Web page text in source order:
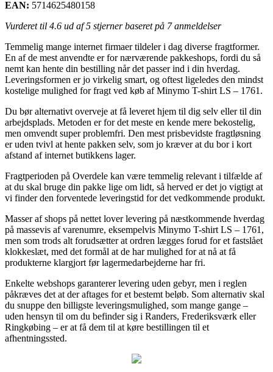
EAN: 5714625480158
Vurderet til 4.6 ud af 5 stjerner baseret på 7anmeldelser
Temmelig mange internet firmaer tildeler i dag diverse fragtformer.
En af de mest anvendte er for nærværende pakkeshops, fordi du så
nemt kan hente din bestilling når det passer ind i din hverdag.
Leveringsformen er jo virkelig smart, og oftest ligeledes den mindst
kostelige mulighed for fragt ved køb af Minymo T-shirt LS – 1761.
Du bør alternativt overveje at få leveret hjem til dig selv eller til din
arbejdsplads. Metoden er for det meste en kende mere bekostelig,
men omvendt super problemfri. Den mest prisbevidste fragtløsning
er uden tvivl at hente pakken selv, som jo kræver at du bor i kort
afstand af internet butikkens lager.
Fragtperioden på Overdele kan være temmelig relevant i tilfælde af
at du skal bruge din pakke lige om lidt, så herved er det jo vigtigt at
vi finder den forventede leveringstid for det vedkommende produkt.
Masser af shops på nettet lover levering på næstkommende hverdag
på massevis af varenumre, eksempelvis Minymo T-shirt LS – 1761,
men som trods alt forudsætter at ordren lægges forud for et fastslået
klokkeslæt, med det formål at de har mulighed for at nå at få
produkterne klargjort før lagermedarbejderne har fri.
Enkelte webshops garanterer levering uden gebyr, men i reglen
påkræves det at der aftages for et bestemt beløb. Som alternativ skal
du snuppe den billigste leveringsmulighed, som mange gange –
uden hensyn til om du befinder sig i Randers, Frederiksværk eller
Ringkøbing – er at få dem til at køre bestillingen til et
afhentningssted.